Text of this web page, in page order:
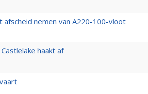
afscheid nemen van A220-100-vloot
haakt af